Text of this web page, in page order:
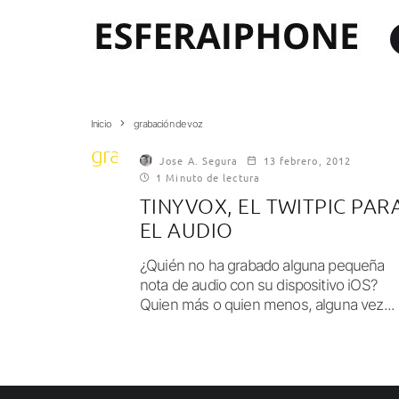
Inicio grabación de voz
grabación de voz
Jose A. Segura
13 febrero, 2012
1 Minuto de lectura
TINYVOX, EL TWITPIC
EL AUDIO
¿Quién no ha grabado alguna pequeña
nota de audio con su dispositivo iOS?
Quien más o quien menos, alguna vez...